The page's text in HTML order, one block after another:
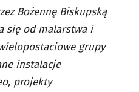
Bożennę Biskupską
się od malarstwa i
grupy
instalacje
projekty